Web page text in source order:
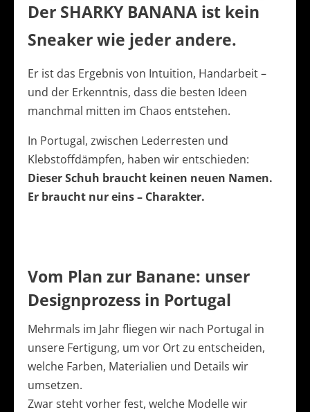
Der SHARKY BANANA ist kein
Sneaker wie jeder andere.
Er ist das Ergebnis von Intuition, Handarbeit –
und der Erkenntnis, dass die besten Ideen
manchmal mitten im Chaos entstehen.
In Portugal, zwischen Lederresten und
Klebstoffdämpfen, haben wir entschieden:
Dieser Schuh braucht keinen neuen Namen.
Er braucht nur eins – Charakter.
Vom Plan zur Banane: unser
Designprozess in Portugal
Mehrmals im Jahr fliegen wir nach Portugal in
unsere Fertigung, um vor Ort zu entscheiden,
welche Farben, Materialien und Details wir
umsetzen.
Zwar steht vorher fest, welche Modelle wir